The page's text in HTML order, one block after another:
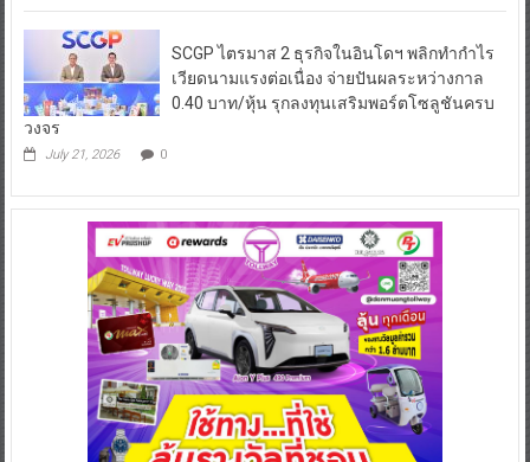
SCGP ไตรมาส 2 ธุรกิจในอินโดฯ พลิกทำกำไร
เวียดนามแรงต่อเนื่อง จ่ายปันผลระหว่างกาล
0.40 บาท/หุ้น รุกลงทุนเสริมพอร์ตโซลูชันครบ
วงจร
July 21, 2026 0